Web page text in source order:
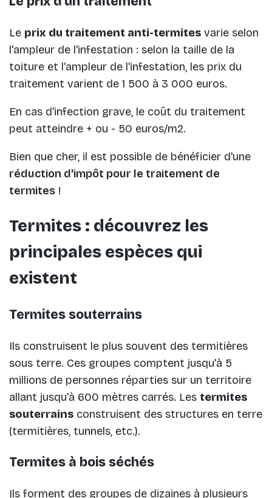
Le prix du traitement anti-termites varie selon
l'ampleur de l'infestation : selon la taille de la
toiture et l'ampleur de l'infestation, les prix du
traitement varient de 1 500 à 3 000 euros.
En cas d'infection grave, le coût du traitement
peut atteindre + ou - 50 euros/m2.
Bien que cher, il est possible de bénéficier d'une
réduction d'impôt pour le traitement de
termites !
Termites : découvrez les
principales espèces qui
existent
Termites souterrains
Ils construisent le plus souvent des termitières
sous terre. Ces groupes comptent jusqu'à 5
millions de personnes réparties sur un territoire
allant jusqu'à 600 mètres carrés. Les termites
souterrains construisent des structures en terre
(termitières, tunnels, etc.).
Termites à bois séchés
Ils forment des groupes de dizaines à plusieurs